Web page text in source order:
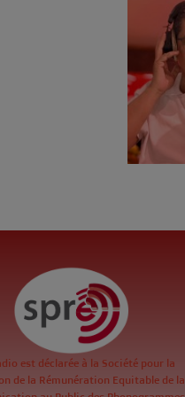
est déclarée à la Société pour la
de la Rémunération Equitable de la